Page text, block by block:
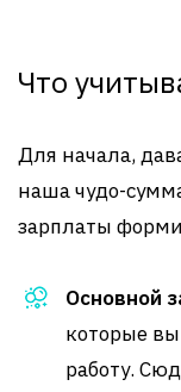
Что
Для начала,
наша чудо-
зарплаты
Основной
которые
работу.